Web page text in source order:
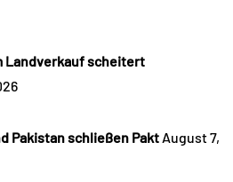
Landverkauf scheitert
Pakistan schließen Pakt August 7,